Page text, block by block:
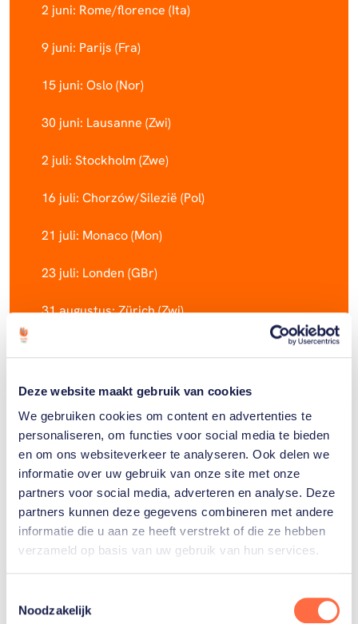
Deze website maakt gebruik van cookies
We gebruiken cookies om content en advertenties te
personaliseren, om functies voor social media te bieden
en om ons websiteverkeer te analyseren. Ook delen we
informatie over uw gebruik van onze site met onze
partners voor social media, adverteren en analyse. Deze
partners kunnen deze gegevens combineren met andere
informatie die u aan ze heeft verstrekt of die ze hebben
verzameld op basis van uw gebruik van hun services.
Noodzakelijk
2 juni: Rome/florence (Ita)
9 juni: Parijs (Fra)
15 juni: Oslo (Nor)
30 juni: Lausanne (Zwi)
2 juli: Stockholm (Zwe)
16 juli: Chorzów/Silezië (Pol)
21 juli: Monaco (Mon)
23 juli: Londen (GBr)
31 augustus: Zürich (Zwi)
8 september: Brussel (Bel)
16 en 17 september: Eugene (VSt)
Gerelateerde teams